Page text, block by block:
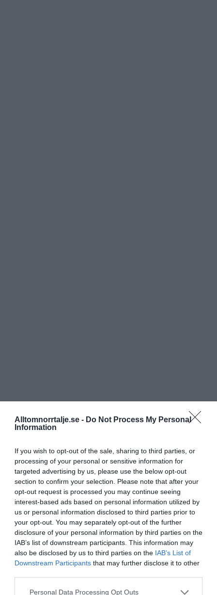
Alltomnorrtalje.se - Do Not Process My Personal
Information
If you wish to opt-out of the sale, sharing to third parties, or
processing of your personal or sensitive information for
targeted advertising by us, please use the below opt-out
section to confirm your selection. Please note that after your
opt-out request is processed you may continue seeing
interest-based ads based on personal information utilized by
us or personal information disclosed to third parties prior to
your opt-out. You may separately opt-out of the further
disclosure of your personal information by third parties on the
IAB’s list of downstream participants. This information may
also be disclosed by us to third parties on the IAB’s List of
Downstream Participants that may further disclose it to other
Personal Data Processing Opt Outs